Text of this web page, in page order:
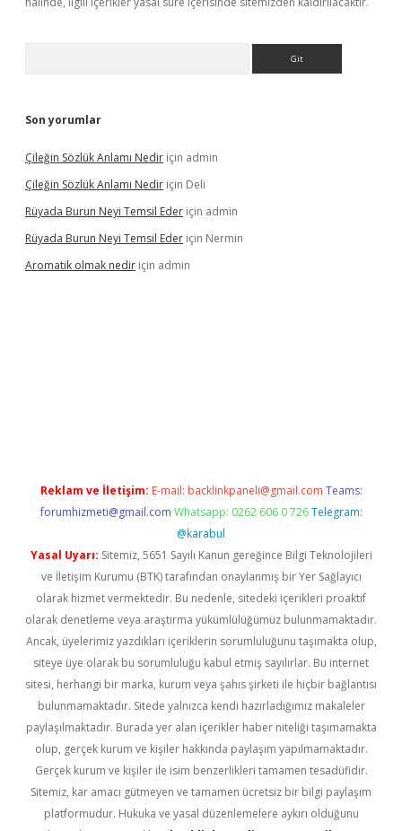
Son yorumlar
Çileğin Sözlük Anlamı Nedir için admin
Çileğin Sözlük Anlamı Nedir için Deli
Rüyada Burun Neyi Temsil Eder için admin
Rüyada Burun Neyi Temsil Eder için Nermin
Aromatik olmak nedir için admin
Reklam ve İletişim: E-mail: backlinkpaneli@gmail.com Teams:
forumhizmeti@gmail.com Whatsapp: 0262 606 0 726 Telegram:
@karabul
Yasal Uyarı: Sitemiz, 5651 Sayılı Kanun gereğince Bilgi Teknolojileri
ve İletişim Kurumu (BTK) tarafından onaylanmış bir Yer Sağlayıcı
olarak hizmet vermektedir. Bu nedenle, sitedeki içerikleri proaktif
olarak denetleme veya araştırma yükümlülüğümüz bulunmamaktadır.
Ancak, üyelerimiz yazdıkları içeriklerin sorumluluğunu taşımakta olup,
siteye üye olarak bu sorumluluğu kabul etmiş sayılırlar. Bu internet
sitesi, herhangi bir marka, kurum veya şahıs şirketi ile hiçbir bağlantısı
bulunmamaktadır. Sitede yalnızca kendi hazırladığımız makaleler
paylaşılmaktadır. Burada yer alan içerikler haber niteliği taşımamakta
olup, gerçek kurum ve kişiler hakkında paylaşım yapılmamaktadır.
Gerçek kurum ve kişiler ile isim benzerlikleri tamamen tesadüfidir.
Sitemiz, kar amacı gütmeyen ve tamamen ücretsiz bir bilgi paylaşım
platformudur. Hukuka ve yasal düzenlemelere aykırı olduğunu